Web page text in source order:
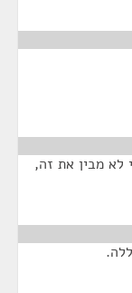
לא מבין את זה,